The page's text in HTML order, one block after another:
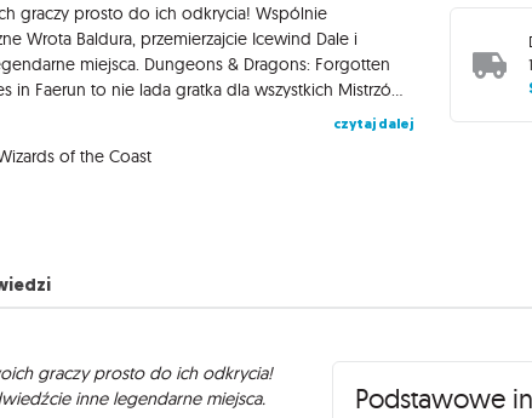
graczy prosto do ich odkrycia! Wspólnie
Wrota Baldura, przemierzajcie Icewind Dale i
miejsca. Dungeons & Dragons: Forgotten
czytaj dalej
of the Coast
graczy prosto do ich odkrycia!
inne legendarne miejsca.
Podstawowe